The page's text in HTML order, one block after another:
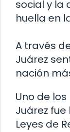
social y la
huella en
A través
Juárez
nación
Uno de
Juárez
Leyes de